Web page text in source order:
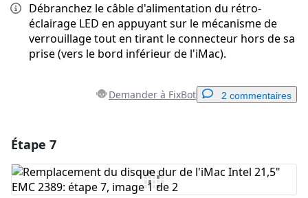
Débranchez le câble d'alimentation du rétro-
éclairage LED en appuyant sur le mécanisme de
verrouillage tout en tirant le connecteur hors de sa
prise (vers le bord inférieur de l'iMac).
Demander à FixBot 2 commentaires
Ajouter un commentaire
Étape 7